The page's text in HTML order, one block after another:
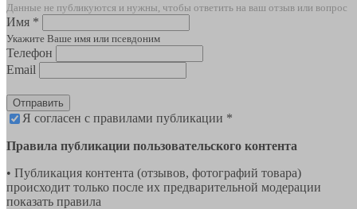
Данные не публикуются и нужны, чтобы ответить на ваш отзыв или вопрос
Имя *
Укажите Ваше имя или псевдоним
Телефон
Email
Отправить
Я согласен с правилами публикации *
Правила публикации пользовательского контента
• Публикация контента (отзывов, фотографий товара)
происходит только после их предварительной модерации
показать правила